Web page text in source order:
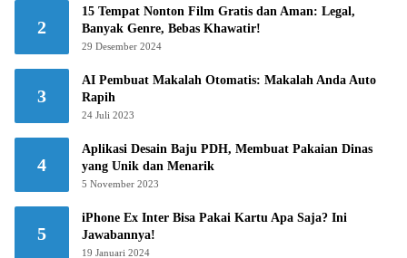
2
15 Tempat Nonton Film Gratis dan Aman: Legal,
Banyak Genre, Bebas Khawatir!
29 Desember 2024
3
AI Pembuat Makalah Otomatis: Makalah Anda Auto
Rapih
24 Juli 2023
4
Aplikasi Desain Baju PDH, Membuat Pakaian Dinas
yang Unik dan Menarik
5 November 2023
5
iPhone Ex Inter Bisa Pakai Kartu Apa Saja? Ini
Jawabannya!
19 Januari 2024